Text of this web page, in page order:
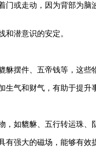
门或走动，因为背部为
和潜意识的安定。
摆件、五帝钱等，这些
气和财气，有助于提升
如貔貅、五行转运珠、
强大的磁场，能够有效